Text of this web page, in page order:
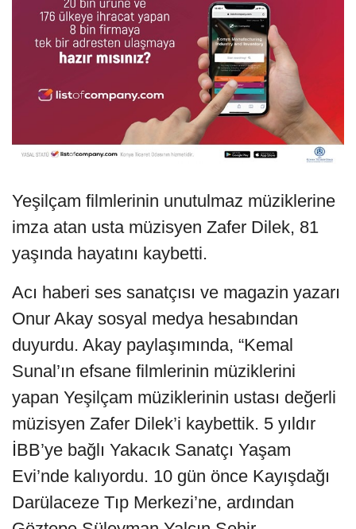
Yeşilçam filmlerinin unutulmaz müziklerine
imza atan usta müzisyen Zafer Dilek, 81
yaşında hayatını kaybetti.
Acı haberi ses sanatçısı ve magazin yazarı
Onur Akay sosyal medya hesabından
duyurdu. Akay paylaşımında, “Kemal
Sunal’ın efsane filmlerinin müziklerini
yapan Yeşilçam müziklerinin ustası değerli
müzisyen Zafer Dilek’i kaybettik. 5 yıldır
İBB’ye bağlı Yakacık Sanatçı Yaşam
Evi’nde kalıyordu. 10 gün önce Kayışdağı
Darülaceze Tıp Merkezi’ne, ardından